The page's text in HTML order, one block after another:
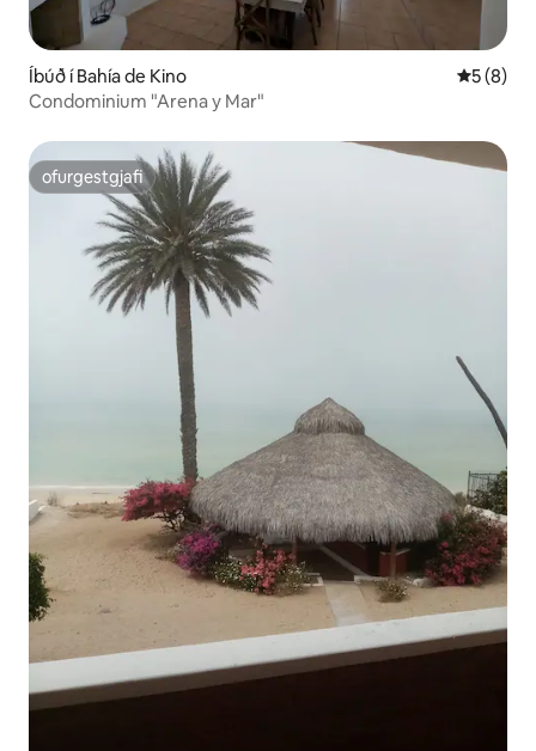
Íbúð í Bahía de Kino 5 af 5 í
5 (8)
Condominium "Arena y Mar"
ofurgestgjafi
ofurgestgjafi